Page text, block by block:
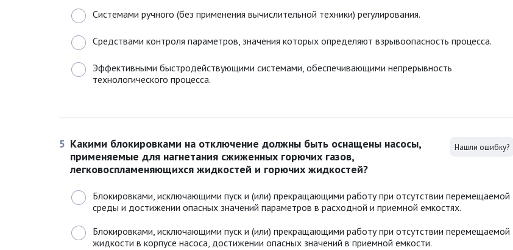
Системами ручного (без применения вычислительной техники) регулирования.
Средствами контроля параметров, значения которых определяют взрывоопасность процесса.
Эффективными быстродействующими системами, обеспечивающими непрерывность
технологического процесса.
5 Какими блокировками на отключение должны быть оснащены насосы,
применяемые для нагнетания сжиженных горючих газов,
легковоспламеняющихся жидкостей и горючих жидкостей?
Нашли ошибку?
Блокировками, исключающими пуск и (или) прекращающими работу при отсутствии перемещаемой
среды и достижении опасных значений параметров в расходной и приемной емкостях.
Блокировками, исключающими пуск и (или) прекращающими работу при отсутствии перемещаемой
жидкости в корпусе насоса, достижении опасных значений в приемной емкости.